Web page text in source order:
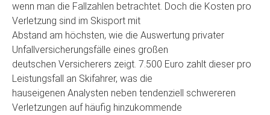
wenn man die Fallzahlen betrachtet. Doch die Kosten pro
Verletzung sind im Skisport mit
Abstand am höchsten, wie die Auswertung privater
Unfallversicherungsfälle eines großen
deutschen Versicherers zeigt. 7.500 Euro zahlt dieser pro
Leistungsfall an Skifahrer, was die
hauseigenen Analysten neben tendenziell schwereren
Verletzungen auf häufig hinzukommende